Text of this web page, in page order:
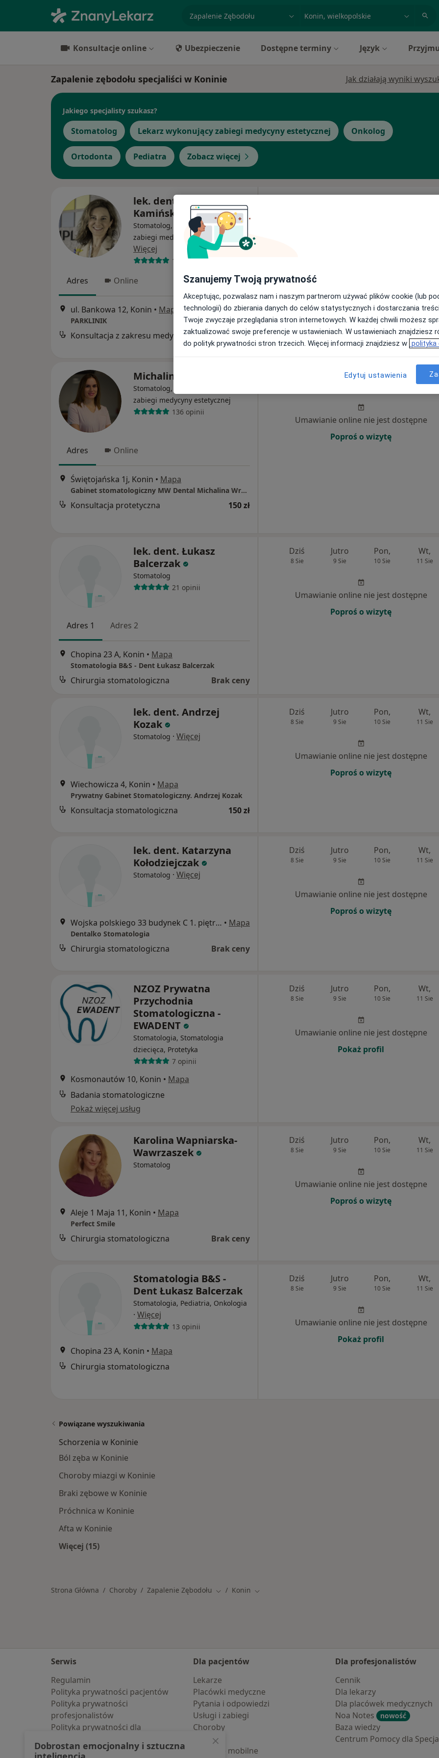
Konsultacje online Ubezpieczenie Dostępne terminy Język
Zapalenie zębodołu specjaliści w Koninie Jak działają wyniki
Jakiego specjalisty szukasz?
Stomatolog Lekarz wykonujący zabiegi medycyny estetycznej Onkolog
Ortodonta Pediatra Zobacz więcej
lek. dent. Monika
Kamińska
Stomatolog, Lekarz wykonujący
zabiegi medycyny estetycznej
Więcej
158 opinii
Adres Online
ul. Bankowa 12, Konin • Mapa
PARKLINIK
Konsultacja z zakresu medycyny estetycznej 150 zł
Michalina Wróbel
Stomatolog, Lekarz wykonujący
zabiegi medycyny estetycznej
136 opinii
Adres Online
Świętojańska 1j, Konin • Mapa
Gabinet stomatologiczny MW Dental Michalina Wróbel
Konsultacja protetyczna 150 zł
Jutro Pon, Wt,
11 Sie
Umawianie online nie jest dostępne
Poproś o wizytę
lek. dent. Łukasz
Balcerzak
Stomatolog
21 opinii
Adres 1 Adres 2
Chopina 23 A, Konin • Mapa
Stomatologia B&S - Dent Łukasz Balcerzak
Chirurgia stomatologiczna Brak ceny
Dziś
8 Sie
Jutro
9 Sie
Pon,
10 Sie
Wt,
11 Sie
Umawianie online nie jest dostępne
Poproś o wizytę
lek. dent. Andrzej
Kozak
Stomatolog · Więcej
Wiechowicza 4, Konin • Mapa
Prywatny Gabinet Stomatologiczny. Andrzej Kozak
Konsultacja stomatologiczna 150 zł
Dziś
8 Sie
Jutro
9 Sie
Pon,
10 Sie
Wt,
11 Sie
Umawianie online nie jest dostępne
Poproś o wizytę
lek. dent. Katarzyna
Kołodziejczak
Stomatolog · Więcej
Wojska polskiego 33 budynek C 1. piętro gab 184 , Konin • Mapa
Dentalko Stomatologia
Chirurgia stomatologiczna Brak ceny
Dziś
8 Sie
Jutro
9 Sie
Pon,
10 Sie
Wt,
11 Sie
Umawianie online nie jest dostępne
Poproś o wizytę
NZOZ Prywatna
Przychodnia
Stomatologiczna -
EWADENT
Stomatologia, Stomatologia
dziecięca, Protetyka
7 opinii
Kosmonautów 10, Konin • Mapa
Badania stomatologiczne
Pokaż więcej usług
Dziś
8 Sie
Jutro
9 Sie
Pon,
10 Sie
Wt,
11 Sie
Umawianie online nie jest dostępne
Pokaż profil
Karolina Wapniarska-
Wawrzaszek
Stomatolog
Aleje 1 Maja 11, Konin • Mapa
Perfect Smile
Chirurgia stomatologiczna Brak ceny
Dziś
8 Sie
Jutro
9 Sie
Pon,
10 Sie
Wt,
11 Sie
Umawianie online nie jest dostępne
Poproś o wizytę
Stomatologia B&S -
Dent Łukasz Balcerzak
Stomatologia, Pediatria, Onkologia
· Więcej
13 opinii
Chopina 23 A, Konin • Mapa
Chirurgia stomatologiczna
Dziś
8 Sie
Jutro
9 Sie
Pon,
10 Sie
Wt,
11 Sie
Umawianie online nie jest dostępne
Pokaż profil
Powiązane wyszukiwania
Schorzenia w Koninie
Ból zęba w Koninie
Choroby miazgi w Koninie
Braki zębowe w Koninie
Próchnica w Koninie
Afta w Koninie
Więcej (15)
Strona Główna Choroby Zapalenie Zębodołu Zmień miasto
Konin Zmień miasto
Serwis
Regulamin
Polityka prywatności pacjentów
Polityka prywatności
profesjonalistów
Polityka prywatności dla
pozyskaliśmy samodzielnie
Dla pacjentów
Lekarze
Placówki medyczne
Pytania i odpowiedzi
Usługi i zabiegi
Choroby
Pomoc
Aplikacje mobilne
Dla profesjonalistów
Cennik
Dla lekarzy
Dla placówek medycznych
Noa Notes
nowość
Baza wiedzy
Centrum Pomocy dla
Szanujemy Twoją prywatność
Akceptując, pozwalasz nam i naszym partnerom używać plików cookie (lub
technologii) do zbierania danych do celów statystycznych i dostarczania
Twoje zwyczaje przeglądania stron internetowych. W każdej chwili możesz
zaktualizować swoje preferencje w ustawieniach. W ustawieniach znajdziesz
do polityk prywatności stron trzecich. Więcej informacji znajdziesz w polityka
Edytuj ustawienia
Dobrostan emocjonalny i sztuczna